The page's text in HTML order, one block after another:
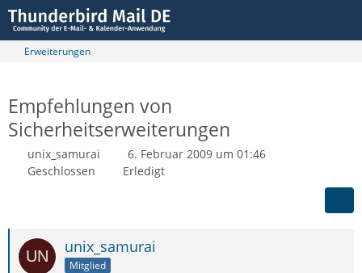
Erweiterungen
Empfehlungen von
Sicherheitserweiterungen
unix_samurai
6. Februar 2009 um 01:46
Geschlossen
Erledigt
unix_samurai
Mitglied